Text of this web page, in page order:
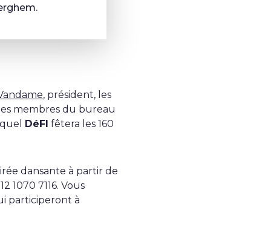
, président, les
membres du bureau
DéFI fêtera les 160
dansante à partir de
1070 7116. Vous
participeront à